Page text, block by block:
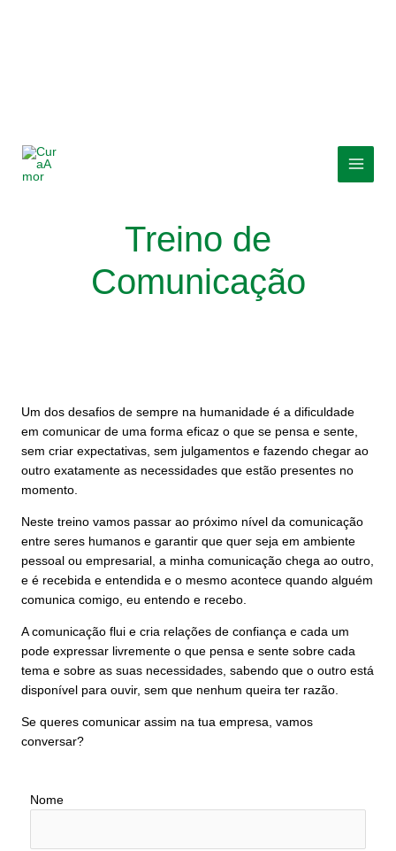
content
Treino de
Comunicação
Um dos desafios de sempre na humanidade é a dificuldade
em comunicar de uma forma eficaz o que se pensa e sente,
sem criar expectativas, sem julgamentos e fazendo chegar ao
outro exatamente as necessidades que estão presentes no
momento.
Neste treino vamos passar ao próximo nível da comunicação
entre seres humanos e garantir que quer seja em ambiente
pessoal ou empresarial, a minha comunicação chega ao outro,
e é recebida e entendida e o mesmo acontece quando alguém
comunica comigo, eu entendo e recebo.
A comunicação flui e cria relações de confiança e cada um
pode expressar livremente o que pensa e sente sobre cada
tema e sobre as suas necessidades, sabendo que o outro está
disponível para ouvir, sem que nenhum queira ter razão.
Se queres comunicar assim na tua empresa, vamos
conversar?
Nome